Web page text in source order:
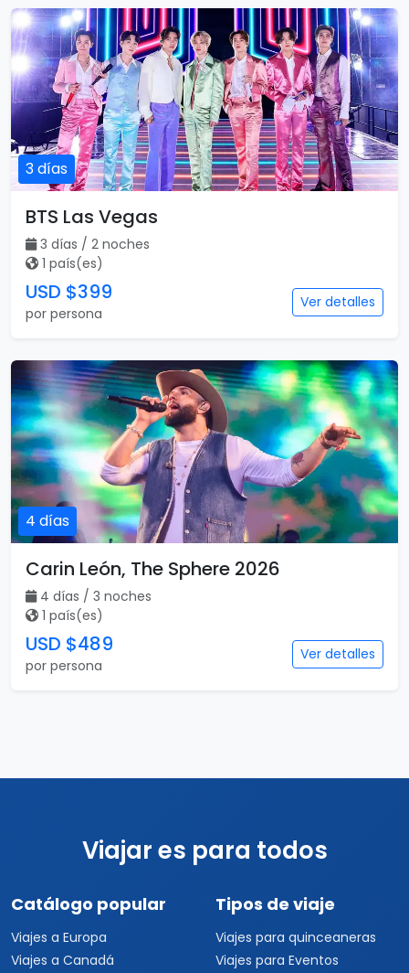
3 días
BTS Las Vegas
3 días / 2 noches
1 país(es)
USD $399
por persona
Ver detalles
4 días
Carin León, The Sphere 2026
4 días / 3 noches
1 país(es)
USD $489
por persona
Ver detalles
Viajar es para todos
Catálogo popular
Viajes a Europa
Viajes a Canadá
Tipos de viaje
Viajes para quinceaneras
Viajes para Eventos